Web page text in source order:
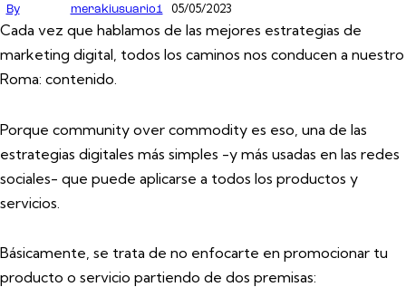
By merakiusuario1 05/05/2023
Cada vez que hablamos de las mejores estrategias de
marketing digital, todos los caminos nos conducen a nuestro
Roma: contenido.
Porque community over commodity es eso, una de las
estrategias digitales más simples -y más usadas en las redes
sociales- que puede aplicarse a todos los productos y
servicios.
Básicamente, se trata de no enfocarte en promocionar tu
producto o servicio partiendo de dos premisas: